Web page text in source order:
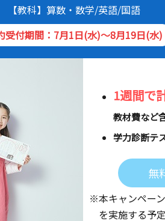
【教科】算数・数学/英語/国語
受付期間：7月1日(水)～8月19日(水)
1週間で
教材費など
学力診断テ
無
※本キャンペーン
を実施する予定